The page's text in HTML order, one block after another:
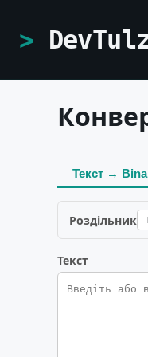
Текст →
Роздільник
Текст